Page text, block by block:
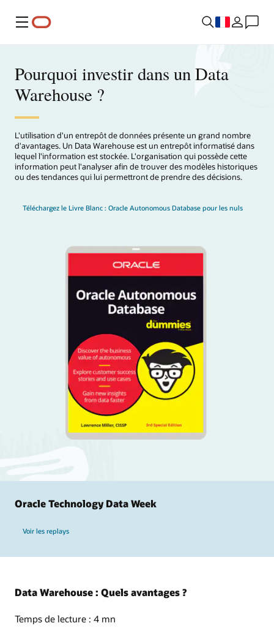
Menu
Pourquoi investir dans un Data
Warehouse ?
L'utilisation d'un entrepôt de données présente un grand nombre
d'avantages. Un Data Warehouse est un entrepôt informatisé dans
lequel l'information est stockée. L'organisation qui possède cette
information peut l'analyser afin de trouver des modèles historiques
ou des tendances qui lui permettront de prendre des décisions.
Téléchargez le Livre Blanc : Oracle Autonomous Database pour les nuls
Oracle Technology Data Week
Voir les replays
Data Warehouse : Quels avantages ?
Temps de lecture : 4 mn